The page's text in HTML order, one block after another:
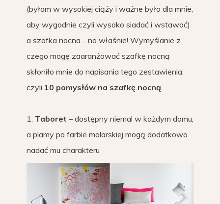
(byłam w wysokiej ciąży i ważne było dla mnie,
aby wygodnie czyli wysoko siadać i wstawać)
a szafka nocna… no właśnie! Wymyślanie z
czego mogę zaaranżować szafkę nocną
skłoniło mnie do napisania tego zestawienia,
czyli 10 pomysłów na szafkę nocną
1. Taboret – dostępny niemal w każdym domu,
a plamy po farbie malarskiej mogą dodatkowo
nadać mu charakteru